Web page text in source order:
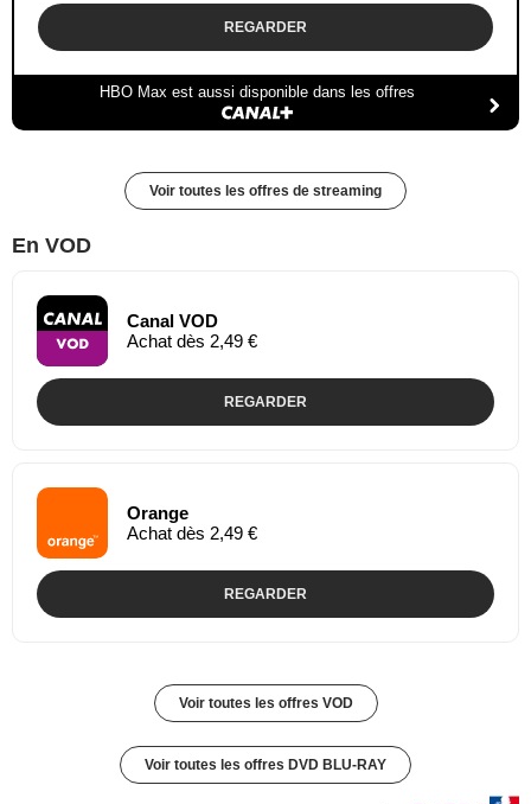
REGARDER
HBO Max est aussi disponible dans les offres
Voir toutes les offres de streaming
En VOD
Canal VOD
Achat dès 2,49 €
REGARDER
Orange
Achat dès 2,49 €
REGARDER
Voir toutes les offres VOD
Voir toutes les offres DVD BLU-RAY